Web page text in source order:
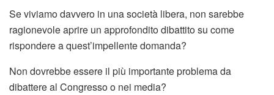
Se viviamo davvero in una società libera, non sarebbe
ragionevole aprire un approfondito dibattito su come
rispondere a quest’impellente domanda?
Non dovrebbe essere il più importante problema da
dibattere al Congresso o nei media?